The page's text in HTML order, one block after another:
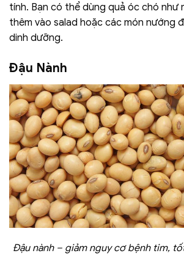
tính. Bạn có thể dùng quả óc chó như
thêm vào salad hoặc các món nướng
dinh dưỡng.
Đậu Nành
Đậu nành – giảm nguy cơ bệnh tim,